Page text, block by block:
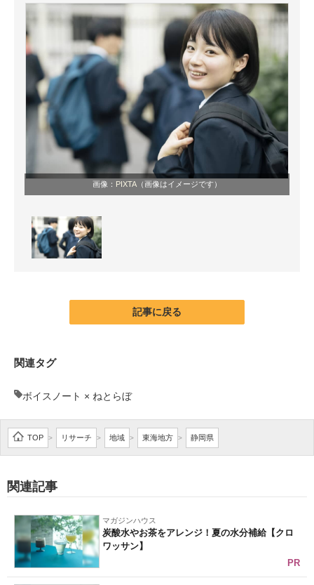
スマホと通信の最新トレンド
進化するPCとデバイスの未来
好きが集まる 比べて選べる
ビジネスと働き方のヒント
AI活用のいまが分かる
企業ITのトレンドを詳説
経営リーダーのコミュニティ
マーケ×ITの今がよく分かる
ITエンジニア向け専門サイト
IT製品の技術・比較・事例
モノづくり技術者専門サイト
エレクトロニクス専門サイト
電子設計の基本と応用
エネルギーの専門メディア
建設×テクノロジーの最前線
ちょっと気になるネットの話題
画像： PIXTA （画像はイメージです）
記事に戻る
関連タグ
ボイスノート × ねとらぼ
TOP > リサーチ > 地域 > 東海地方 > 静岡県
関連記事
マガジンハウス
炭酸水やお茶をアレンジ！夏の水分補給【クロ
ワッサン】
PR